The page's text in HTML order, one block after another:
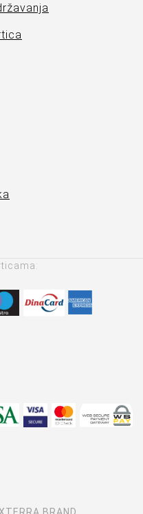
BRAND